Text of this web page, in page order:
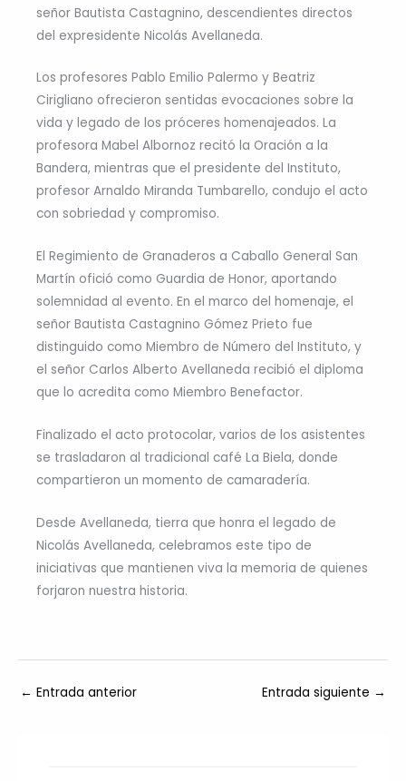
señor Bautista Castagnino, descendientes directos
del expresidente Nicolás Avellaneda.
Los profesores Pablo Emilio Palermo y Beatriz
Cirigliano ofrecieron sentidas evocaciones sobre la
vida y legado de los próceres homenajeados. La
profesora Mabel Albornoz recitó la Oración a la
Bandera, mientras que el presidente del Instituto,
profesor Arnaldo Miranda Tumbarello, condujo el acto
con sobriedad y compromiso.
El Regimiento de Granaderos a Caballo General San
Martín ofició como Guardia de Honor, aportando
solemnidad al evento. En el marco del homenaje, el
señor Bautista Castagnino Gómez Prieto fue
distinguido como Miembro de Número del Instituto, y
el señor Carlos Alberto Avellaneda recibió el diploma
que lo acredita como Miembro Benefactor.
Finalizado el acto protocolar, varios de los asistentes
se trasladaron al tradicional café La Biela, donde
compartieron un momento de camaradería.
Desde Avellaneda, tierra que honra el legado de
Nicolás Avellaneda, celebramos este tipo de
iniciativas que mantienen viva la memoria de quienes
forjaron nuestra historia.
← Entrada anterior Entrada siguiente →